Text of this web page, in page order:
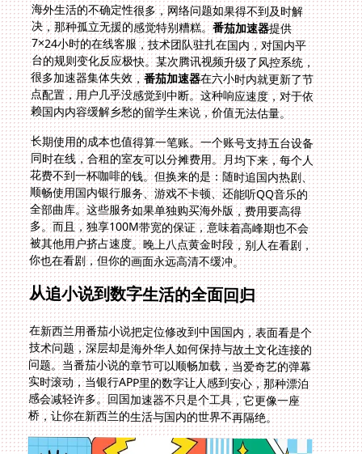
海外生活的不确定性很多，网络问题如果得不到及时解
决，那种孤立无援的感觉特别糟糕。番茄加速器提供
7×24小时的在线客服，技术团队驻扎在国内，对国内平
台的规则变化反应极快。某次腾讯视频升级了风控系统，
很多加速器集体失效，番茄加速器在六小时内就更新了节
点配置，用户几乎没感觉到中断。这种响应速度，对于依
赖国内内容缓解乡愁的留学生来说，价值无法估量。
长期使用的成本也值得算一笔账。一个账号支持五台设备
同时在线，合租的室友可以分摊费用。月均下来，每个人
花费不到一杯咖啡的钱。但换来的是：随时追国内热剧、
顺畅使用国内银行服务、游戏不卡顿、还能听QQ音乐的
全部曲库。这些服务如果单独购买海外版，费用要高得
多。而且，独享100M带宽的保证，意味着高峰期也不会
被其他用户挤占速度。晚上八点黄金时段，别人在看剧，
你也在看剧，但你的画面永远高清不缓冲。
从追小说到数字生活的全面回归
在新西兰用番茄小说把定位修改到中国国内，表面看是个
技术问题，深层却是海外华人如何保持与故土文化连接的
问题。当番茄小说的章节可以顺畅加载，当爱奇艺的弹幕
实时滚动，当银行APP里的数字让人感到安心，那种漂泊
感会减轻许多。回国加速器不只是个工具，它更像一座
桥，让你在新西兰的生活与国内的世界不再隔绝。